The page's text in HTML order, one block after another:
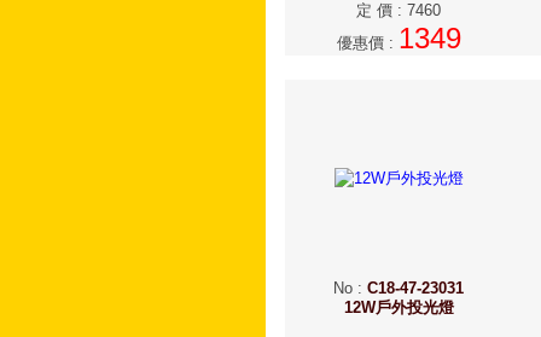
定 價 : 7460
優惠價: 1349
No : C18-47-23031
12W戶外投光燈